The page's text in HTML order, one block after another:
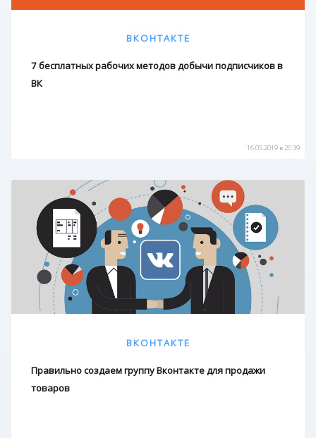
ВКОНТАКТЕ
7 бесплатных рабочих методов добычи подписчиков в
ВК
16.05.2019 в 20:39
ВКОНТАКТЕ
Правильно создаем группу Вконтакте для продажи
товаров